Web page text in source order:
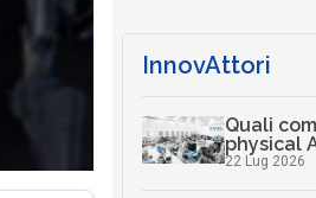
InnovAttori
Quali
physical
22 Lug 2026